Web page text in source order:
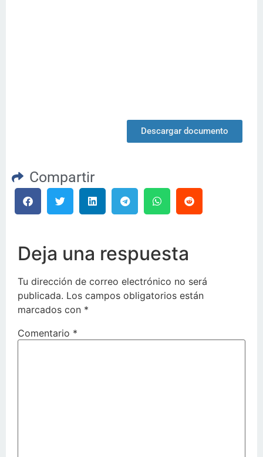
Descargar documento
Compartir
Deja una respuesta
Tu dirección de correo electrónico no será
publicada. Los campos obligatorios están
marcados con *
Comentario *